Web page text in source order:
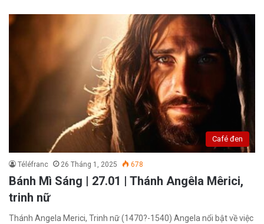
Café đen
Téléfranc 26 Tháng 1, 2025 678
Bánh Mì Sáng | 27.01 | Thánh Angêla Mêrici,
trinh nữ
Thánh Angela Merici, Trinh nữ (1470?-1540) Angela nổi bật về việc